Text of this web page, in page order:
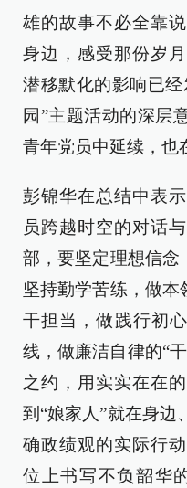
雄的故事不必全靠
身边，感受那份岁
潜移默化的影响已
园”主题活动的深
青年党员中延续，也
彭锦华在总结中表
员跨越时空的对话
部，要坚定理想信念
坚持勤学苦练，做本
干担当，做践行初
线，做廉洁自律的“
之约，用实实在在
到“娘家人”就在身边
确政绩观的实际行
位上书写不负韶华